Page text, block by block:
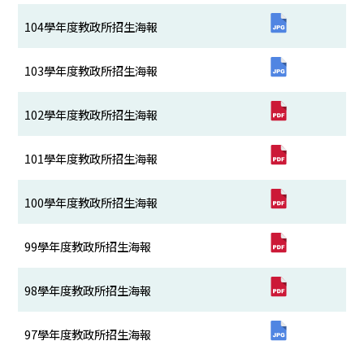
104學年度教政所招生海報
103學年度教政所招生海報
102學年度教政所招生海報
101學年度教政所招生海報
100學年度教政所招生海報
99學年度教政所招生海報
98學年度教政所招生海報
97學年度教政所招生海報